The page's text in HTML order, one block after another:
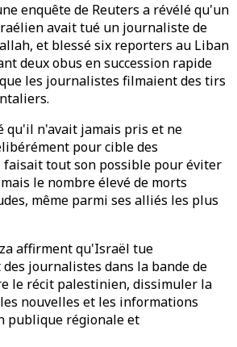
enquête de Reuters a révélé qu'un
avait tué un journaliste de
et blessé six reporters au Liban
deux obus en succession rapide
les journalistes filmaient des tirs
qu'il n'avait jamais pris et ne
pour cible des
tout son possible pour éviter
le nombre élevé de morts
même parmi ses alliés les plus
affirment qu'Israël tue
journalistes dans la bande de
le récit palestinien, dissimuler la
nouvelles et les informations
publique régionale et